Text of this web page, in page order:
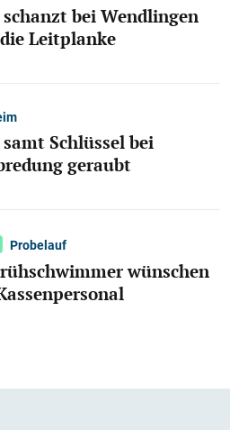
bei Wendlingen
Leitplanke
samt Schlüssel bei
geraubt
Probelauf
wünschen